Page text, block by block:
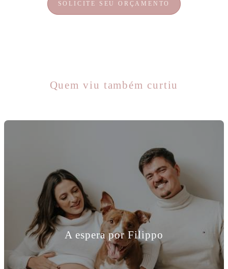
SOLICITE SEU ORÇAMENTO
Quem viu também curtiu
A espera por Filippo